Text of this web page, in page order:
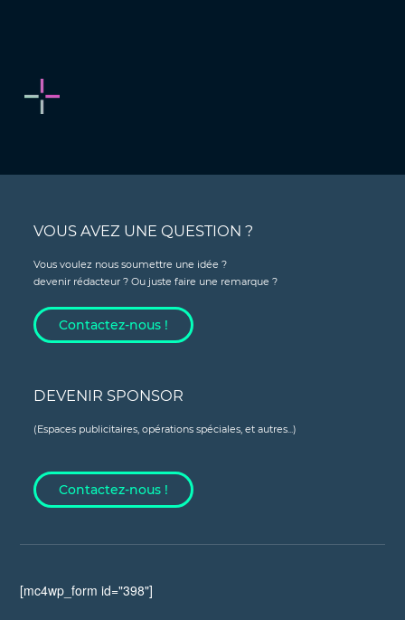
VOUS AVEZ UNE QUESTION ?
Vous voulez nous soumettre une idée ?
devenir rédacteur ? Ou juste faire une remarque ?
Contactez-nous !
DEVENIR SPONSOR
(Espaces publicitaires, opérations spéciales, et autres...)
Contactez-nous !
[mc4wp_form id="398"]